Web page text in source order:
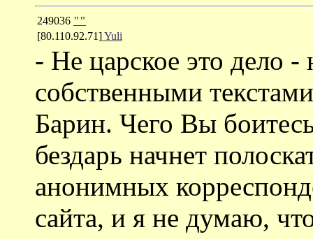
249036 ""
[80.110.92.71]Yuli
- Не царское это дело -
собственными
Барин. Чего Вы
бездарь начнет
анонимных
сайта, и я не думаю,